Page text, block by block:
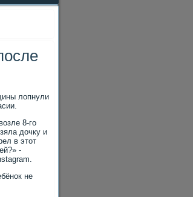
лопнули
8-го
дочку и
в этот
-
не